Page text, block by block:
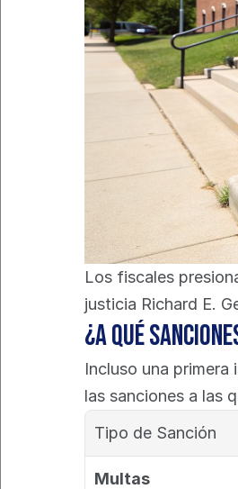
Los fiscales
justicia Richard E.
¿A qué
Incluso una
las sanciones a las
Tipo de Sanción
Multas